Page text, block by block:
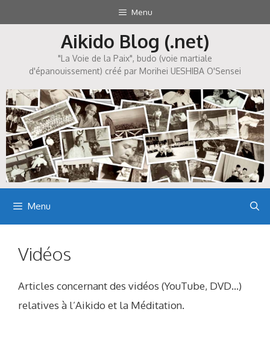
au
Menu
Aikido Blog (.net)
"La Voie de la Paix", budo (voie martiale
d'épanouissement) créé par Morihei UESHIBA O'Sensei
Menu
Vidéos
Articles concernant des vidéos (YouTube, DVD…)
relatives à l’Aikido et la Méditation.